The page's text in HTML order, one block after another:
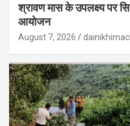
श्रावण मास के उपलक्ष्य पर
आयोजन
August 7, 2026